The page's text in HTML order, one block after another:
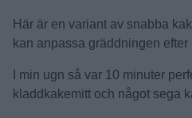
Här är en variant av snabba
kan anpassa gräddningen
I min ugn så var 10 minuter
kladdkakemitt och något sega